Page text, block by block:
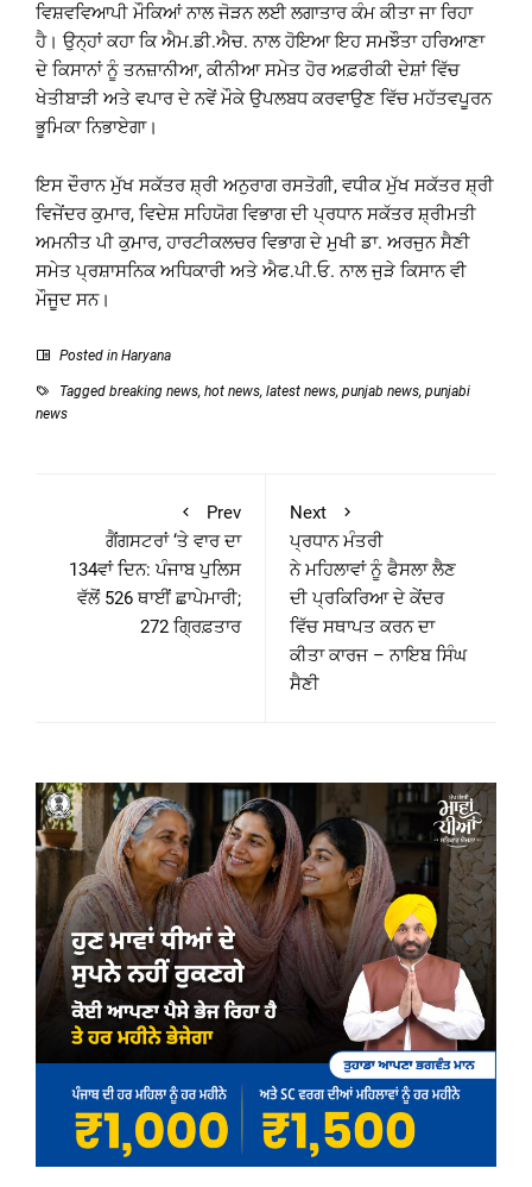
ਵਿਸ਼ਵਵਿਆਪੀ ਮੌਕਿਆਂ ਨਾਲ ਜੋੜਨ ਲਈ ਲਗਾਤਾਰ ਕੰਮ ਕੀਤਾ ਜਾ ਰਿਹਾ
ਹੈ। ਉਨ੍ਹਾਂ ਕਹਾ ਕਿ ਐਮ.ਡੀ.ਐਚ. ਨਾਲ ਹੋਇਆ ਇਹ ਸਮਝੌਤਾ ਹਰਿਆਣਾ
ਦੇ ਕਿਸਾਨਾਂ ਨੂੰ ਤਨਜ਼ਾਨੀਆ, ਕੀਨੀਆ ਸਮੇਤ ਹੋਰ ਅਫ਼ਰੀਕੀ ਦੇਸ਼ਾਂ ਵਿੱਚ
ਖੇਤੀਬਾੜੀ ਅਤੇ ਵਪਾਰ ਦੇ ਨਵੇਂ ਮੌਕੇ ਉਪਲਬਧ ਕਰਵਾਉਣ ਵਿੱਚ ਮਹੱਤਵਪੂਰਨ
ਭੂਮਿਕਾ ਨਿਭਾਏਗਾ।
ਇਸ ਦੌਰਾਨ ਮੁੱਖ ਸਕੱਤਰ ਸ਼੍ਰੀ ਅਨੁਰਾਗ ਰਸਤੋਗੀ, ਵਧੀਕ ਮੁੱਖ ਸਕੱਤਰ ਸ਼੍ਰੀ
ਵਿਜੇਂਦਰ ਕੁਮਾਰ, ਵਿਦੇਸ਼ ਸਹਿਯੋਗ ਵਿਭਾਗ ਦੀ ਪ੍ਰਧਾਨ ਸਕੱਤਰ ਸ਼੍ਰੀਮਤੀ
ਅਮਨੀਤ ਪੀ ਕੁਮਾਰ, ਹਾਰਟੀਕਲਚਰ ਵਿਭਾਗ ਦੇ ਮੁਖੀ ਡਾ. ਅਰਜੁਨ ਸੈਣੀ
ਸਮੇਤ ਪ੍ਰਸ਼ਾਸਨਿਕ ਅਧਿਕਾਰੀ ਅਤੇ ਐਫ.ਪੀ.ਓ. ਨਾਲ ਜੁੜੇ ਕਿਸਾਨ ਵੀ
ਮੌਜੂਦ ਸਨ।
Posted in Haryana
Tagged breaking news, hot news, latest news, punjab news, punjabi
news
Prev
ਗੈਂਗਸਟਰਾਂ ‘ਤੇ ਵਾਰ ਦਾ
134ਵਾਂ ਦਿਨ: ਪੰਜਾਬ ਪੁਲਿਸ
ਵੱਲੋਂ 526 ਥਾਈਂ ਛਾਪੇਮਾਰੀ;
272 ਗ੍ਰਿਫ਼ਤਾਰ
Next
ਪ੍ਰਧਾਨ ਮੰਤਰੀ
ਨੇ ਮਹਿਲਾਵਾਂ ਨੂੰ ਫੈਸਲਾ ਲੈਣ
ਦੀ ਪ੍ਰਕਿਰਿਆ ਦੇ ਕੇਂਦਰ
ਵਿੱਚ ਸਥਾਪਤ ਕਰਨ ਦਾ
ਕੀਤਾ ਕਾਰਜ – ਨਾਇਬ ਸਿੰਘ
ਸੈਣੀ